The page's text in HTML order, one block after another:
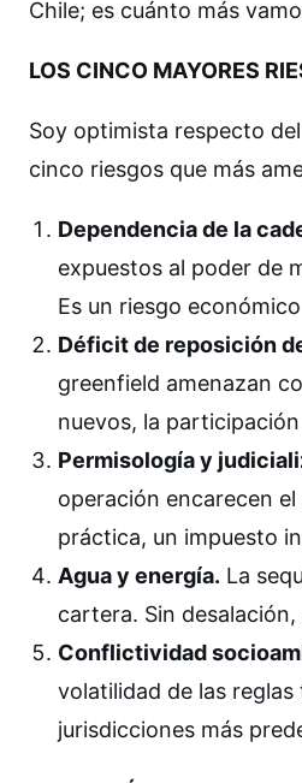
Chile; es cuánto más
LOS CINCO MAYORES
Soy optimista respecto
cinco riesgos que más
Dependencia de la
expuestos al poder de
Es un riesgo
Déficit de reposición
greenfield amenazan
nuevos, la
Permisología y
operación encarecen
práctica, un impuesto
Agua y energía. La
cartera. Sin
Conflictividad
volatilidad de las
jurisdicciones más